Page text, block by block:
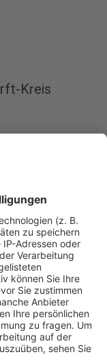
Kreis
komplett
Die
es von der
bei einem
soll dann
ein
Mit
Praxisraum,
dann 190
dem Richtfest